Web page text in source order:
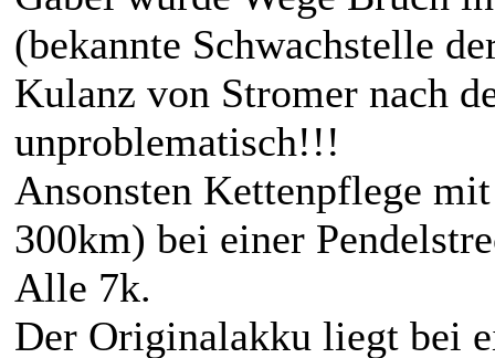
(bekannte Schwachstelle
Kulanz von Stromer nach
unproblematisch!!!
Ansonsten Kettenpflege
300km) bei einer
Alle 7k.
Der Originalakku liegt bei